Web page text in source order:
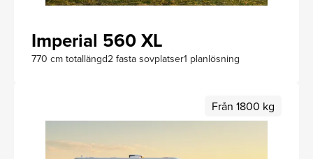
Imperial 560 XL
770 cm totallängd2 fasta sovplatser1 planlösning
Från 1800 kg